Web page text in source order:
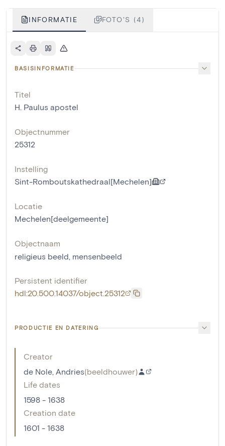
INFORMATIE FOTO'S (4)
BASISINFORMATIE
Titel
H. Paulus apostel
Objectnummer
25312
Instelling
Sint-Romboutskathedraal[Mechelen]
Locatie
Mechelen[deelgemeente]
Objectnaam
religieus beeld, mensenbeeld
Persistent identifier
hdl:20.500.14037/object.25312
PRODUCTIE EN DATERING
Creator
de Nole, Andries(beeldhouwer)
Life dates
1598 - 1638
Creation date
1601 - 1638